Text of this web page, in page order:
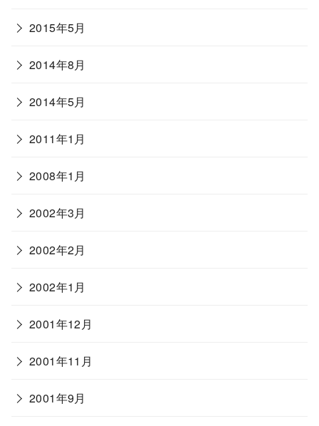
2015年5月
2014年8月
2014年5月
2011年1月
2008年1月
2002年3月
2002年2月
2002年1月
2001年12月
2001年11月
2001年9月